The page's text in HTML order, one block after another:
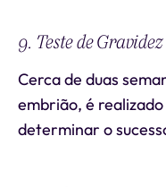
9. Teste de Gravidez
Cerca de duas
embrião, é
determinar o